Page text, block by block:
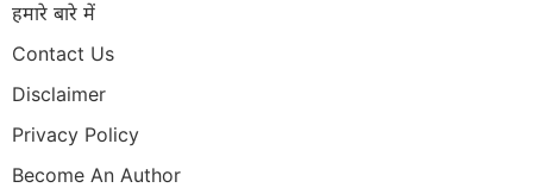
हमारे बारे में
Contact Us
Disclaimer
Privacy Policy
Become An Author